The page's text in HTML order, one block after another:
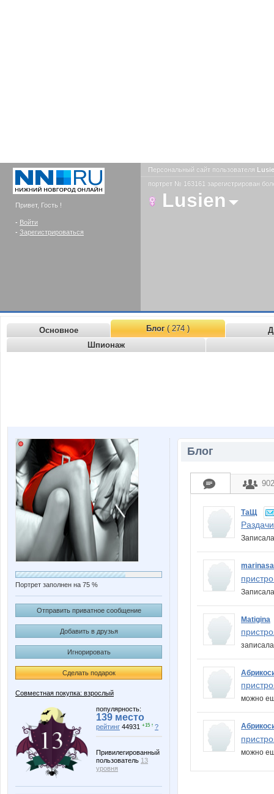
Привет, Гость !
- Войти
- Зарегистрироваться
Персональный сайт пользователя
портрет № 163161 зарегистрирован
Lusien
Основное Блог( 274 )
Шпионаж
Портрет заполнен на 75 %
Отправить приватное сообщение
Добавить в друзья
Игнорировать
Сделать подарок
Совместная покупка: взрослый
популярность:
139 место
рейтинг 44931 +15 ↑ ?
Привилегированный
пользователь 13
уровня
Блог
ТаЩ
Matigina
можно
можно